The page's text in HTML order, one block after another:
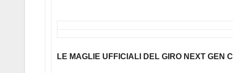
LE MAGLIE UFFICIALI DEL GIRO NEXT GEN